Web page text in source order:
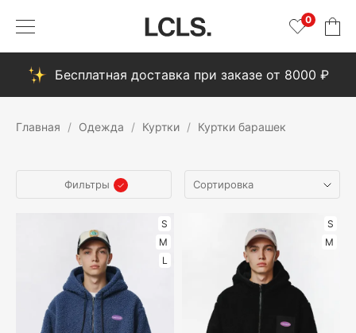
0
Бесплатная доставка при заказе от 8000 ₽
Главная Одежда Куртки Куртки барашек
Фильтры
S
M
L
S
M